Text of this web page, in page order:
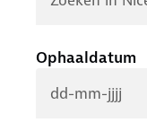
Ophaaldatum